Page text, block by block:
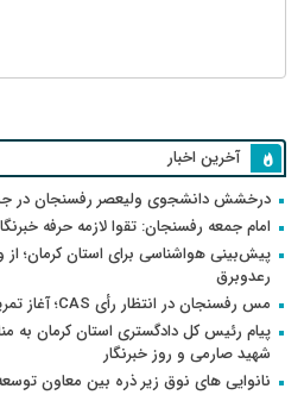
آخرین اخبار
درخشش دانشجوی ولیعصر رفسنجان در
امام جمعه رفسنجان: تقوا لازمه حرفه
پیش‌بینی هواشناسی برای استان کرمان؛ از
رعدوبرق
مس رفسنجان در انتظار رأی CAS؛ آغاز تمرینات از هفته آینده
شهید صارمی و روز خبرنگار
نانوایی های نوق زیر ذره بین معاون